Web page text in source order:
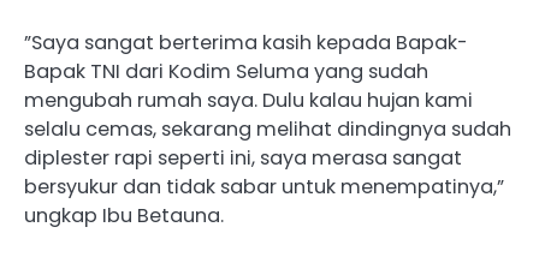
​”Saya sangat berterima kasih kepada Bapak-
Bapak TNI dari Kodim Seluma yang sudah
mengubah rumah saya. Dulu kalau hujan kami
selalu cemas, sekarang melihat dindingnya sudah
diplester rapi seperti ini, saya merasa sangat
bersyukur dan tidak sabar untuk menempatinya,”
ungkap Ibu Betauna.